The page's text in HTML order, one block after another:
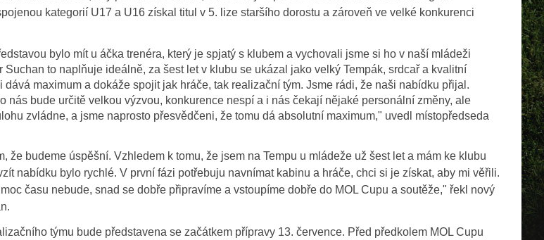
kategorií U17 a U16 získal titul v 5. lize staršího dorostu a zároveň ve velké konkurenci
bylo mít u áčka trenéra, který je spjatý s klubem a vychovali jsme si ho v naší mládeži
Suchan to naplňuje ideálně, za šest let v klubu se ukázal jako velký Tempák, srdcař a kvalitní
dává maximum a dokáže spojit jak hráče, tak realizační tým. Jsme rádi, že naši nabídku přijal.
nás bude určitě velkou výzvou, konkurence nespí a i nás čekají nějaké personální změny, ale
zvládne, a jsme naprosto přesvědčeni, že tomu dá absolutní maximum," uvedl místopředseda
že budeme úspěšní. Vzhledem k tomu, že jsem na Tempu u mládeže už šest let a mám ke klubu
nabídku bylo rychlé. V první fázi potřebuju navnímat kabinu a hráče, chci si je získat, aby mi věřili.
času nebude, snad se dobře připravíme a vstoupíme dobře do MOL Cupu a soutěže," řekl nový
týmu bude představena se začátkem přípravy 13. července. Před předkolem MOL Cupu